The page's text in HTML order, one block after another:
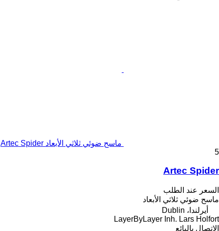
ماسح ضوئي ثلاثي الأبعاد Artec Spider
5
Artec Spider
السعر عند الطلب
ماسح ضوئي ثلاثي الأبعاد
أيرلندا، Dublin
LayerByLayer Inh. Lars Holfort
الاتصال بالبائع